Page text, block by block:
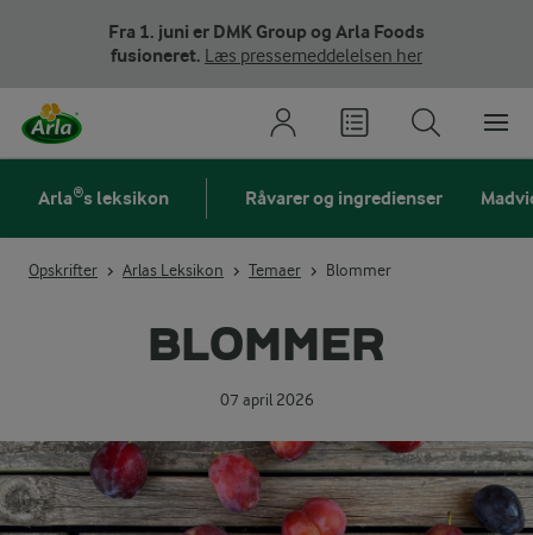
Fra 1. juni er DMK Group og Arla Foods
fusioneret. Læs pressemeddelelsen her
Arla®s leksikon Råvarer og ingredienser
Opskrifter Arlas Leksikon Temaer Blommer
BLOMMER
07 april 2026